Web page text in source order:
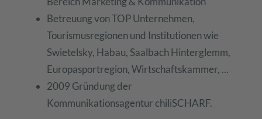
Betreuung von TOP Unternehmen,
Tourismusregionen und Institutionen wie
Swietelsky, Habau, Saalbach Hinterglemm,
Europasportregion, Wirtschaftskammer, ...
2009 Gründung der
Kommunikationsagentur chiliSCHARF.